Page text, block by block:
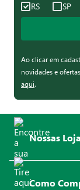
RS SP
Ao clicar em
novidades e
aqui.
Nossas
Como